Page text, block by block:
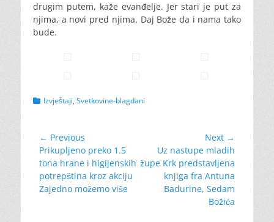
drugim putem, kaže evanđelje. Jer stari je put za
njima, a novi pred njima. Daj Bože da i nama tako
bude.
Categories
Izvještaji, Svetkovine-blagdani
Navigacija
objava
← Previous
Previous
post:
Prikupljeno preko 1.5
tona hrane i higijenskih
potrepština kroz akciju
Zajedno možemo više
Next →
post:
Uz nastupe mladih
župe Krk predstavljena
knjiga fra Antuna
Badurine, Sedam
Božića